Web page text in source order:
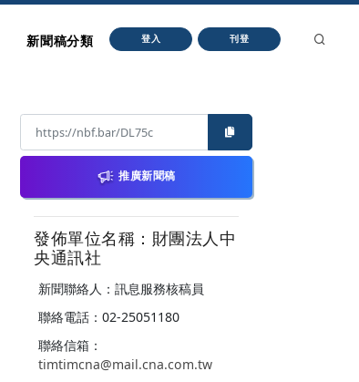
新聞稿分類 登入 刊登
推廣新聞稿
發佈單位名稱：財團法人中
央通訊社
新聞聯絡人：訊息服務核稿員
聯絡電話：02-25051180
聯絡信箱：
timtimcna@mail.cna.com.tw